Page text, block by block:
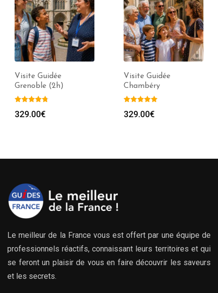
Visite Guidée
Grenoble (2h)
329.00€
Visite Guidée
Chambéry
329.00€
Le meilleur de la France vous est offert par une équipe de
professionnels réactifs, connaissant leurs territoires et qui
se feront un plaisir de vous en faire découvrir les saveurs
et les secrets.